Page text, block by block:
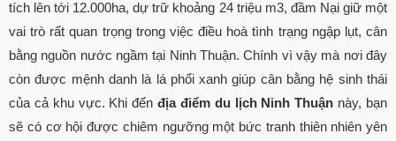
tích lên tới 12.000ha, dự trữ khoảng 24 triệu m3, đầm Nại giữ một
vai trò rất quan trọng trong việc điều hoà tình trạng ngập lụt, cân
bằng nguồn nước ngầm tại Ninh Thuận. Chính vì vậy mà nơi đây
còn được mệnh danh là lá phổi xanh giúp cân bằng hệ sinh thái
của cả khu vực. Khi đếnđịa điểm du lịch Ninh Thuận này, bạn
sẽ có cơ hội được chiêm ngưỡng một bức tranh thiên nhiên yên